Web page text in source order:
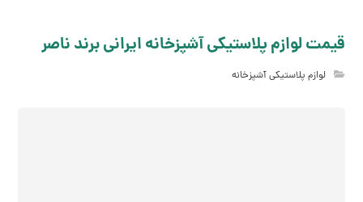
قیمت لوازم پلاستیکی آشپزخانه ایرانی برند ناصر
لوازم پلاستیکی آشپزخانه